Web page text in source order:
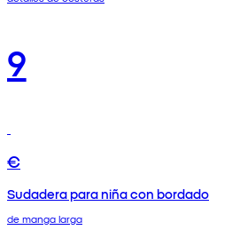
9
€
Sudadera para niña con bordado
de manga larga